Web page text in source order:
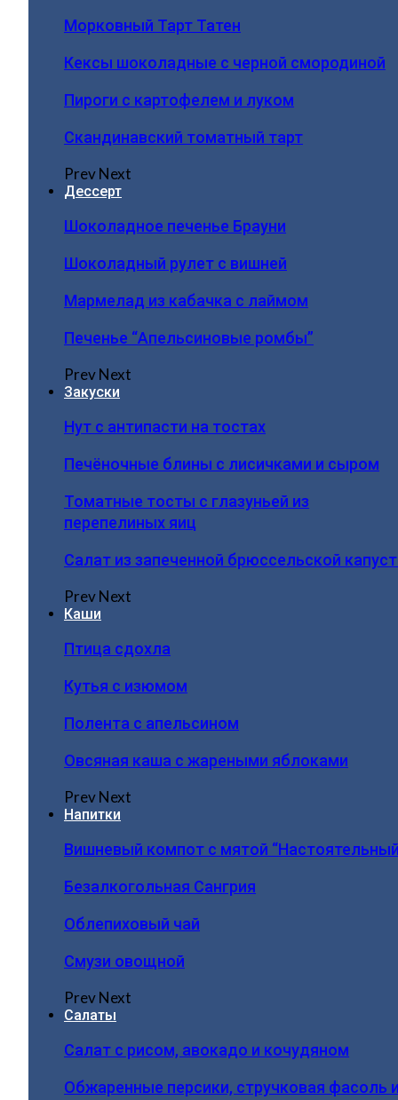
Морковный Тарт Татен
Кексы шоколадные с черной смородиной
Пироги c картофелем и луком
Скандинавский томатный тарт
PrevNext
Дессерт
Шоколадное печенье Брауни
Шоколадный рулет с вишней
Мармелад из кабачка с лаймом
Печенье “Апельсиновые ромбы”
PrevNext
Закуски
Нут с антипасти на тостах
Печёночные блины с лисичками и сыром
Томатные тосты с глазуньей из
перепелиных яиц
Салат из запеченной брюссельской
PrevNext
Каши
Птица сдохла
Кутья с изюмом
Полента с апельсином
Овсяная каша с жареными яблоками
PrevNext
Напитки
Вишневый компот с мятой
Безалкогольная Сангрия
Облепиховый чай
Смузи овощной
PrevNext
Салаты
Салат с рисом, авокадо и кочудяном
Обжаренные персики, стручковая фасоль